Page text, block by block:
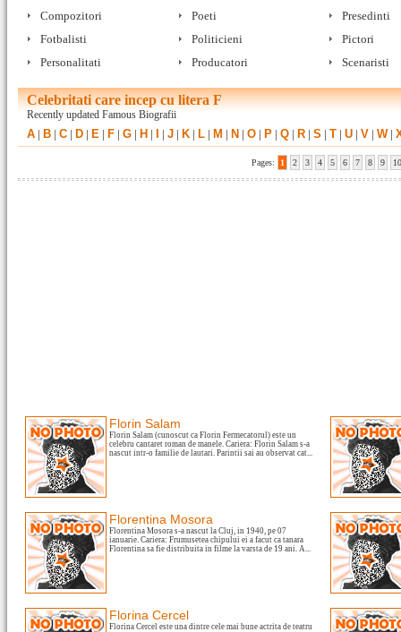
Compozitori
Poeti
Presedinti
Fotbalisti
Politicieni
Pictori
Personalitati
Producatori Scenaristi
Celebritati care incep cu litera F
Recently updated Famous Biografii
A | B | C | D | E | F | G | H | | J | K | L | M | N | O | P | Q | R | S | T | U | V | W|
Pages: 1 2 3 4 5 6 7 8 9 10
Florin Salam
Florin Salam (cunoscut ca Florin Fermecatorul) este un
celebru cantaret roman de manele. Cariera: Florin Salam s-a
nascut intr-o familie de lautari. Parintii sai au observat cat...
Florentina Mosora
Florentina Mosora s-a nascut la Cluj, in 1940, pe 07
ianuarie. Cariera: Frumusetea chipului ei a facut ca tanara
Florentina sa fie distribuita in filme la varsta de 19 ani. A...
Florina Cercel
Florina Cercel este una dintre cele mai bune actrita de teatru